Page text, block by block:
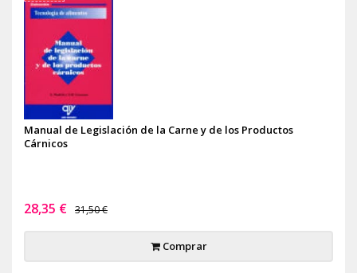
Manual de Legislación de la Carne y de los Productos
Cárnicos
28,35 € 31,50 €
Comprar